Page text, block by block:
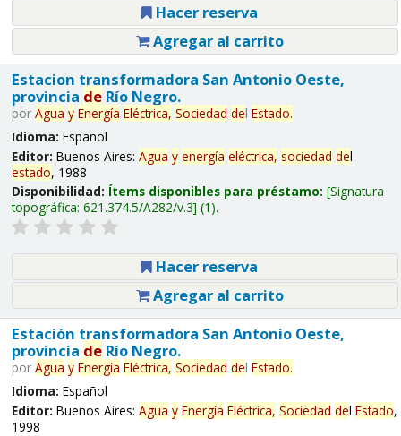
Hacer reserva
Agregar al carrito
Estacion transformadora San Antonio Oeste,
provincia deRío Negro.
por Agua y Energía Eléctrica, Sociedad del Estado.
Idioma: Español
Editor: Buenos Aires: Agua y energía eléctrica, sociedad del
estado, 1988
Disponibilidad: Ítems disponibles para préstamo: Signatura
topográfica: 621.374.5/A282/v.3 (1).
Hacer reserva
Agregar al carrito
Estación transformadora San Antonio Oeste,
provincia deRío Negro.
por Agua y Energía Eléctrica, Sociedad del Estado.
Idioma: Español
Editor: Buenos Aires: Agua y Energía Eléctrica, Sociedad del Estado,
1998